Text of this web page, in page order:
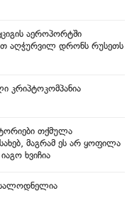
აეროპორტში
აღჭურვილ დრონს რუსეთს
კრიპტოკომპანია
თქმულა
მაგრამ ეს არ ყოფილა
ხვიჩია